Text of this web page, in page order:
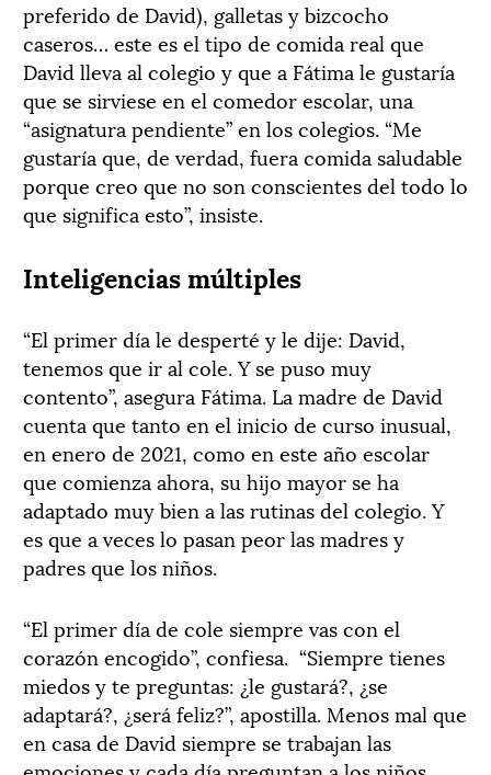
preferido de David), galletas y bizcocho
caseros… este es el tipo de comida real que
David lleva al colegio y que a Fátima le gustaría
que se sirviese en el comedor escolar, una
“asignatura pendiente” en los colegios. “Me
gustaría que, de verdad, fuera comida saludable
porque creo que no son conscientes del todo lo
que significa esto”, insiste.
Inteligencias múltiples
“El primer día le desperté y le dije: David,
tenemos que ir al cole. Y se puso muy
contento”, asegura Fátima. La madre de David
cuenta que tanto en el inicio de curso inusual,
en enero de 2021, como en este año escolar
que comienza ahora, su hijo mayor se ha
adaptado muy bien a las rutinas del colegio. Y
es que a veces lo pasan peor las madres y
padres que los niños.
“El primer día de cole siempre vas con el
corazón encogido”, confiesa. “Siempre tienes
miedos y te preguntas: ¿le gustará?, ¿se
adaptará?, ¿será feliz?”, apostilla. Menos mal que
en casa de David siempre se trabajan las